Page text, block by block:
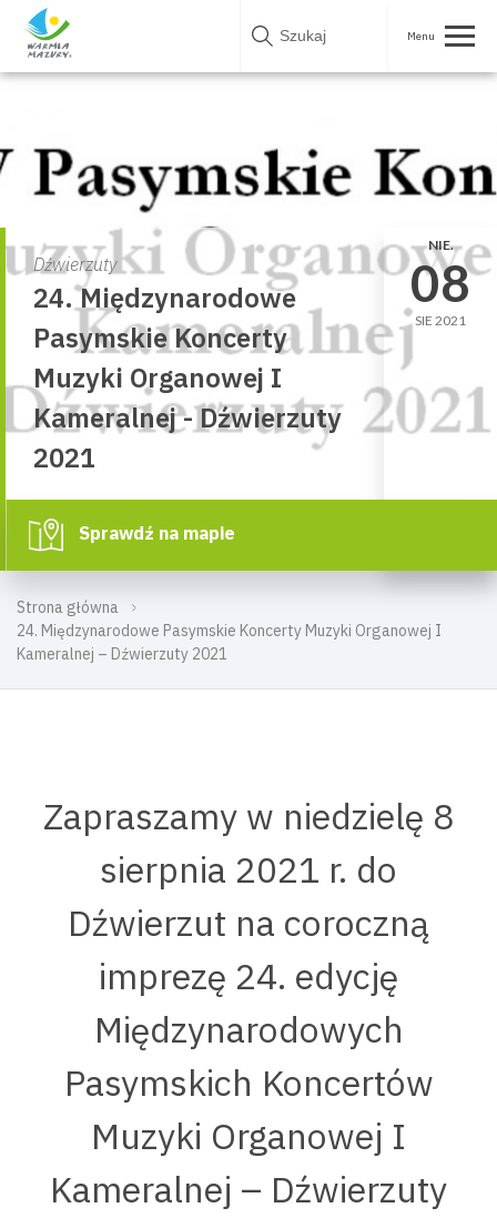
Skip
Strona główna
24. Międzynarodowe Pasymskie Koncerty Muzyki Organowej I
Kameralnej – Dźwierzuty 2021
Dźwierzuty
24. Międzynarodowe
Pasymskie Koncerty
Muzyki Organowej I
Kameralnej - Dźwierzuty
2021
NIE.
08
SIE 2021
Sprawdź na mapie
Zapraszamy w niedzielę 8
sierpnia 2021 r. do
Dźwierzut na coroczną
imprezę 24. edycję
Międzynarodowych
Pasymskich Koncertów
Muzyki Organowej I
Kameralnej – Dźwierzuty